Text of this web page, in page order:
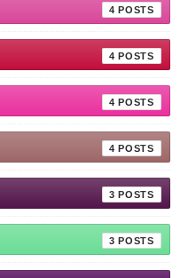
4
4
4
4
3
3